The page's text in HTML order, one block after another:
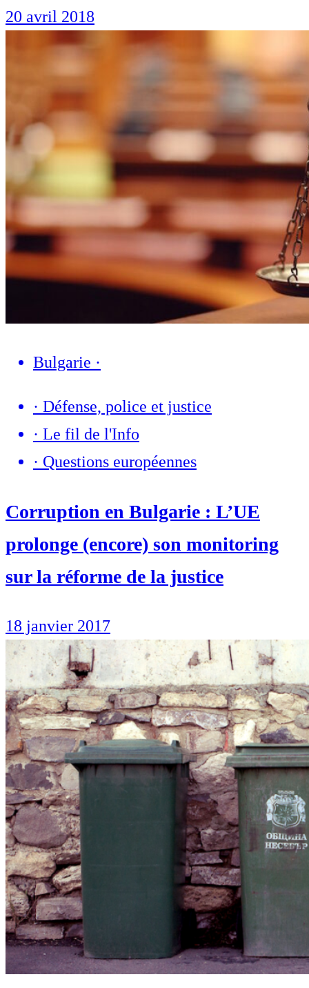
20 avril 2018
Bulgarie ·
· Défense, police et justice
· Le fil de l'Info
· Questions européennes
Corruption en Bulgarie : L’UE
prolonge (encore) son monitoring
sur la réforme de la justice
18 janvier 2017